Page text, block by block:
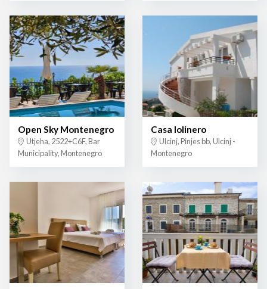
Open Sky Montenegro
Utjeha, 2522+C6F, Bar
Municipality, Montenegro
Casa lolinero
Ulcinj, Pinjes bb, Ulcinj -
Montenegro